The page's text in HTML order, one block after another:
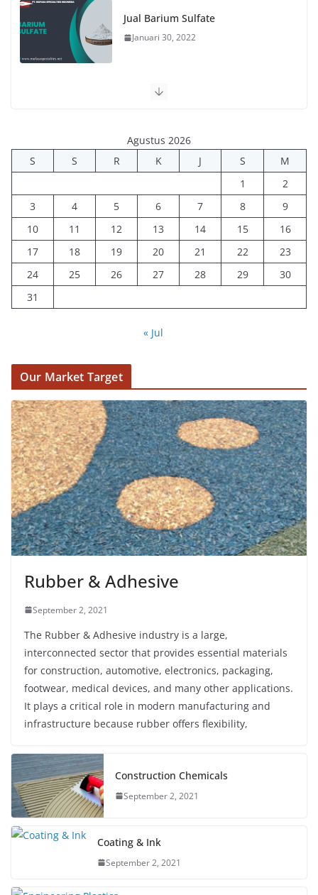
Jual Barium Sulfate
Januari 30, 2022
Agustus 2026
S
S R K J S
M
1
2
3
4 5 6 7 8
9
10
11 12 13 14 15
16
17
18 19 20 21 22
23
24
25 26 27 28 29
30
31
« Jul
Our Market Target
Rubber & Adhesive
September 2, 2021
The Rubber & Adhesive industry is a large,
interconnected sector that provides essential materials
for construction, automotive, electronics, packaging,
footwear, medical devices, and many other applications.
It plays a critical role in modern manufacturing and
infrastructure because rubber offers flexibility,
Construction Chemicals
September 2, 2021
Coating & Ink
September 2, 2021